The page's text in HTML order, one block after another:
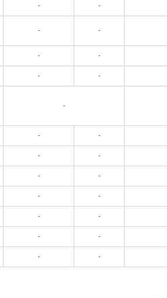
- -
- -
- -
- -
-
- -
- -
- -
- -
- -
- -
- -